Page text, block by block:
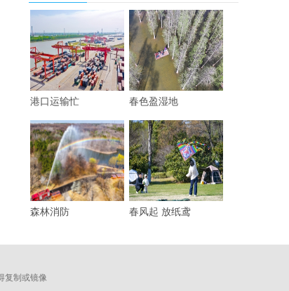
港口运输忙 春色盈湿地
森林消防 春风起 放纸鸢
复制或镜像